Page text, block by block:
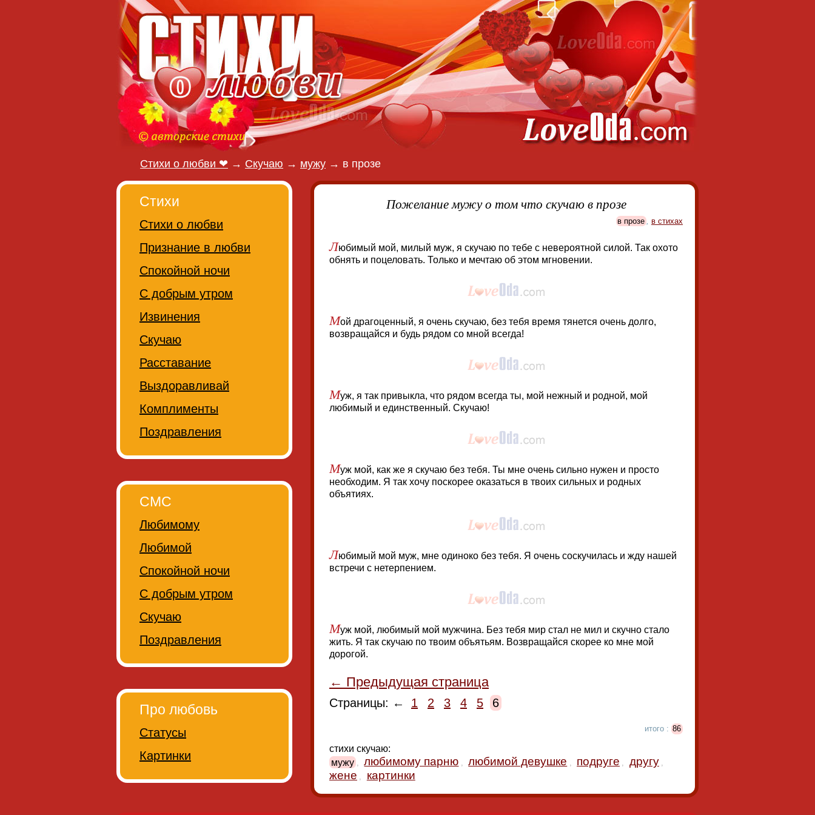
Стихи о любви ❤ → Скучаю → мужу → в прозе
Пожелание мужу о том что скучаю в прозе
в прозе , в стихах
Любимый мой, милый муж, я скучаю по тебе с невероятной силой. Так охото
обнять и поцеловать. Только и мечтаю об этом мгновении.
Мой драгоценный, я очень скучаю, без тебя время тянется очень долго,
возвращайся и будь рядом со мной всегда!
Муж, я так привыкла, что рядом всегда ты, мой нежный и родной, мой
любимый и единственный. Скучаю!
Муж мой, как же я скучаю без тебя. Ты мне очень сильно нужен и просто
необходим. Я так хочу поскорее оказаться в твоих сильных и родных
объятиях.
Любимый мой муж, мне одиноко без тебя. Я очень соскучилась и жду нашей
встречи с нетерпением.
Муж мой, любимый мой мужчина. Без тебя мир стал не мил и скучно стало
жить. Я так скучаю по твоим объятьям. Возвращайся скорее ко мне мой
дорогой.
← Предыдущая страница
Страницы: ← 1 2 3 4 5 6
итого : 86
стихи скучаю:
мужу , любимому парню , любимой девушке , подруге , другу ,
жене , картинки
Стихи
Стихи о любви
Признание в любви
Спокойной ночи
С добрым утром
Извинения
Скучаю
Расставание
Выздоравливай
Комплименты
Поздравления
СМС
Любимому
Любимой
Спокойной ночи
С добрым утром
Скучаю
Поздравления
Про любовь
Статусы
Картинки